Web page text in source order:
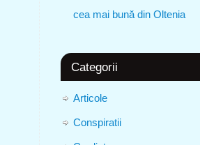
cea mai bună din Oltenia
Categorii
Articole
Conspiratii